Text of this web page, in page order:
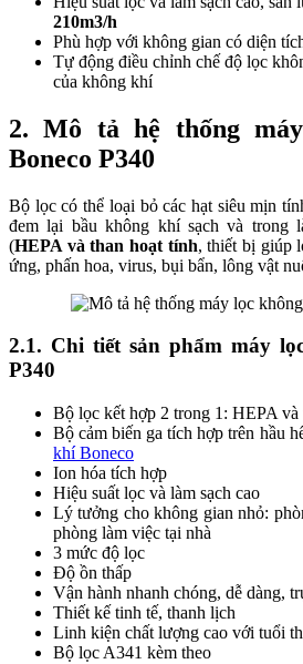
210m3/h
Phù hợp với không gian có diện
Tự động điều chỉnh chế độ lọc
của không khí
2. Mô tả hệ thống
Boneco P340
Bộ lọc có thể loại bỏ các hạt siêu mịn
đem lại bầu không khí sạch và trong
(HEPA và than hoạt tính, thiết bị giúp
ứng, phấn hoa, virus, bụi bẩn, lông vật
2.1. Chi tiết sản phẩm máy
P340
Bộ lọc kết hợp 2 trong 1: HEPA và
Bộ cảm biến ga tích hợp trên hầu
khí Boneco
Ion hóa tích hợp
Hiệu suất lọc và làm sạch cao
Lý tưởng cho không gian nhỏ:
phòng làm việc tại nhà
3 mức độ lọc
Độ ồn thấp
Vận hành nhanh chóng, dễ dàng,
Thiết kế tinh tế, thanh lịch
Linh kiện chất lượng cao với tuổi
Bộ lọc A341 kèm theo